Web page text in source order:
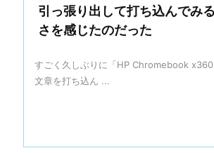
引っ張り出して打ち込んでみ
さを感じたのだった
すごく久しぶりに「HP Chromebook x360
文章を打ち込ん ...